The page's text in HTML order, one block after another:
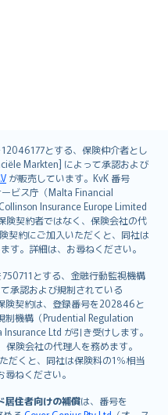
とする、保険仲介者とし
Markten] によって承認および
が販売しています。KvK 番号
ビス庁（Malta Financial
Insurance Europe Limited
険契約者ではなく、保険会社の代
契約にご加入いただくと、同社は
す。詳細は、お尋ねください。
とする、金融行動監視機構
承認および規制されている
険契約は、登録番号を202846と
制機構（Prudential Regulation
Ltd が引き受けします。
険会社の代理人を務めます。
だくと、同社は保険料の1％相当
ねください。
居住者向けの補償は、番号を